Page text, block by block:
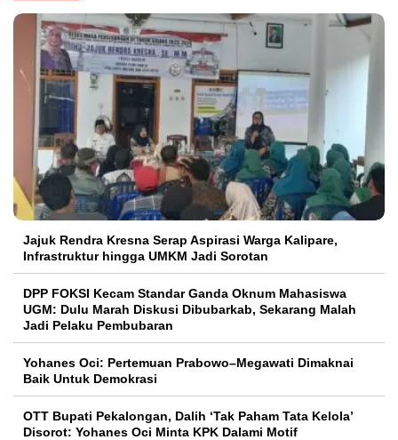
Jajuk Rendra Kresna Serap Aspirasi Warga Kalipare,
Infrastruktur hingga UMKM Jadi Sorotan
DPP FOKSI Kecam Standar Ganda Oknum Mahasiswa
UGM: Dulu Marah Diskusi Dibubarkab, Sekarang Malah
Jadi Pelaku Pembubaran
Yohanes Oci: Pertemuan Prabowo–Megawati Dimaknai
Baik Untuk Demokrasi
OTT Bupati Pekalongan, Dalih ‘Tak Paham Tata Kelola’
Disorot: Yohanes Oci Minta KPK Dalami Motif